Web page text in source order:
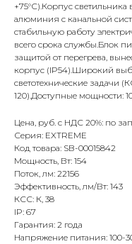
+75°С).Корпус
алюминия с канальной
стабильную работу
всего срока службы.Блок
защитой от перегрева,
корпус (IP54).Широкий
светотехнические задачи
120).Доступные мощности:
Цена, руб. с НДС 20%: по
Серия: EXTREME
Код товара: SB-00015842
Мощность, Вт: 154
Поток, лм: 22156
Эффективность, лм/Вт: 143
КСС: К, 38
IP: 67
Гарантия: 2 года
Напряжение питания: 100-